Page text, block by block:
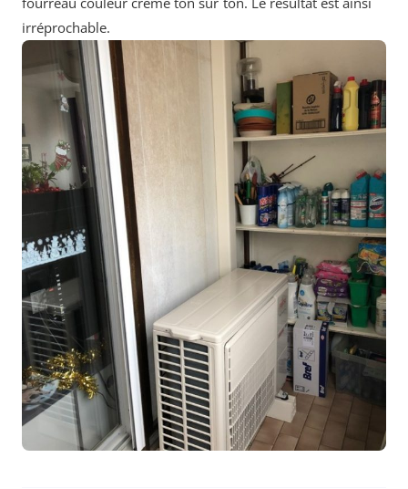
irréprochable.